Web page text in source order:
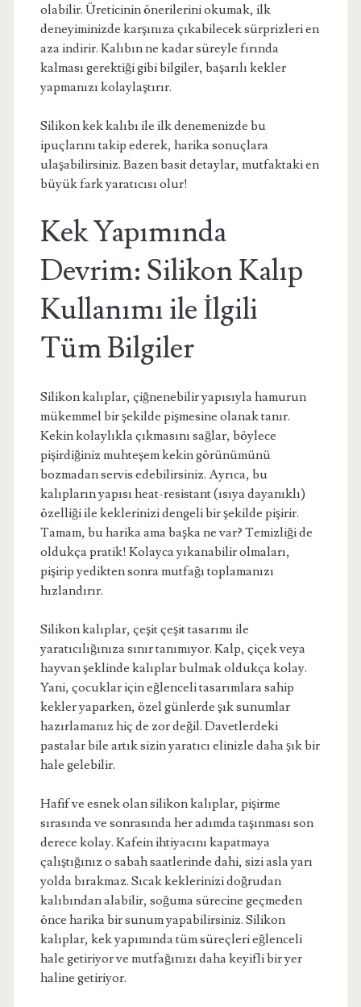
olabilir. Üreticinin önerilerini okumak, ilk
deneyiminizde karşınıza çıkabilecek sürprizleri en
aza indirir. Kalıbın ne kadar süreyle fırında
kalması gerektiği gibi bilgiler, başarılı kekler
yapmanızı kolaylaştırır.
Silikon kek kalıbı ile ilk denemenizde bu
ipuçlarını takip ederek, harika sonuçlara
ulaşabilirsiniz. Bazen basit detaylar, mutfaktaki en
büyük fark yaratıcısı olur!
Kek Yapımında
Devrim: Silikon Kalıp
Kullanımı ile İlgili
Tüm Bilgiler
Silikon kalıplar, çiğnenebilir yapısıyla hamurun
mükemmel bir şekilde pişmesine olanak tanır.
Kekin kolaylıkla çıkmasını sağlar, böylece
pişirdiğiniz muhteşem kekin görünümünü
bozmadan servis edebilirsiniz. Ayrıca, bu
kalıpların yapısı heat-resistant (ısıya dayanıklı)
özelliği ile keklerinizi dengeli bir şekilde pişirir.
Tamam, bu harika ama başka ne var? Temizliği de
oldukça pratik! Kolayca yıkanabilir olmaları,
pişirip yedikten sonra mutfağı toplamanızı
hızlandırır.
Silikon kalıplar, çeşit çeşit tasarımı ile
yaratıcılığınıza sınır tanımıyor. Kalp, çiçek veya
hayvan şeklinde kalıplar bulmak oldukça kolay.
Yani, çocuklar için eğlenceli tasarımlara sahip
kekler yaparken, özel günlerde şık sunumlar
hazırlamanız hiç de zor değil. Davetlerdeki
pastalar bile artık sizin yaratıcı elinizle daha şık bir
hale gelebilir.
Hafif ve esnek olan silikon kalıplar, pişirme
sırasında ve sonrasında her adımda taşınması son
derece kolay. Kafein ihtiyacını kapatmaya
çalıştığınız o sabah saatlerinde dahi, sizi asla yarı
yolda bırakmaz. Sıcak keklerinizi doğrudan
kalıbından alabilir, soğuma sürecine geçmeden
önce harika bir sunum yapabilirsiniz. Silikon
kalıplar, kek yapımında tüm süreçleri eğlenceli
hale getiriyor ve mutfağınızı daha keyifli bir yer
haline getiriyor.